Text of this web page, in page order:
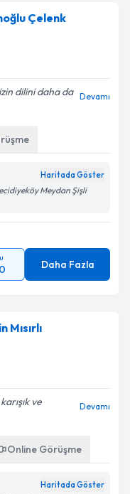
ilişkin
ediyorum.
Gönder
Çelenk
dilini daha da Devamı
Haritada Göster
Meydan Şişli
Daha Fazla
ve
Devamı
Online Görüşme
Haritada Göster